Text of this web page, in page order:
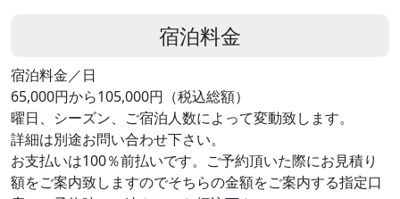
宿泊料金
宿泊料金／日
65,000円から105,000円（税込総額）
曜日、シーズン、ご宿泊人数によって変動致します。
詳細は別途お問い合わせ下さい。
お支払いは100％前払いです。ご予約頂いた際にお見積り
額をご案内致しますのでそちらの金額をご案内する指定口